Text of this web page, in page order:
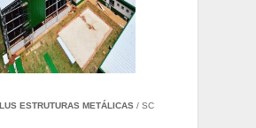
ESTRUTURAS METÁLICAS / SC